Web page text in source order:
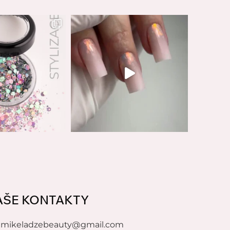
KONTAKTY
mikeladzebeauty@gmail.com